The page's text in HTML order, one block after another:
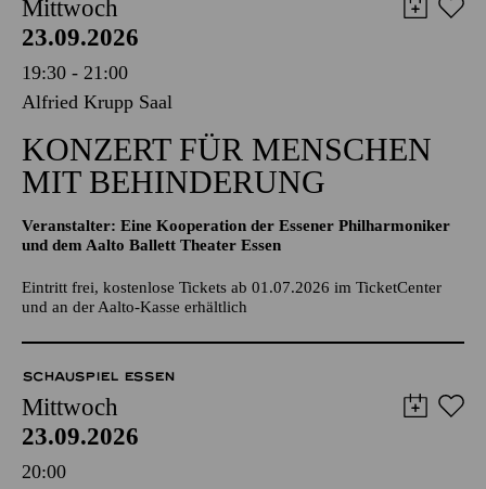
Mittwoch
23.09.2026
19:30 - 21:00
Alfried Krupp Saal
KONZERT FÜR MENSCHEN
MIT BEHINDERUNG
Veranstalter: Eine Kooperation der Essener Philharmoniker
und dem Aalto Ballett Theater Essen
Eintritt frei, kostenlose Tickets ab 01.07.2026 im TicketCenter
und an der Aalto-Kasse erhältlich
SCHAUSPIEL ESSEN
Mittwoch
23.09.2026
20:00